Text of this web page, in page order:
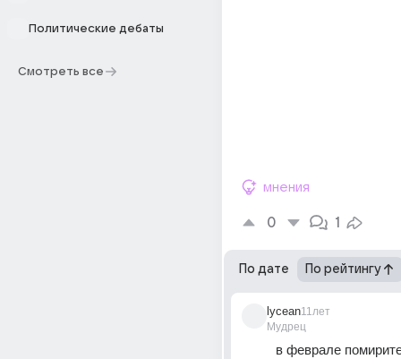
Политические дебаты
Смотреть все
мнения
0 1
По дате По рейтингу
lycean
Мудрец
11лет
в феврале